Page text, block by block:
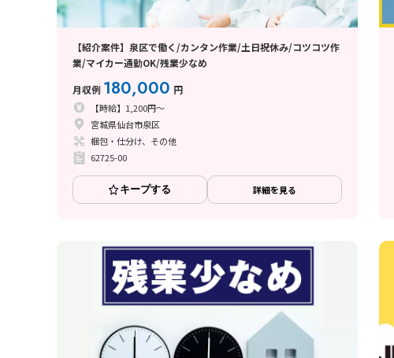
【紹介案件】泉区で働く/カンタン作業/土日祝休み/コツコツ作
業/マイカー通勤OK/残業少なめ
月収例 180,000 円
【時給】1,200円～
宮城県仙台市泉区
梱包・仕分け、その他
62725-00
キープする 詳細を見る